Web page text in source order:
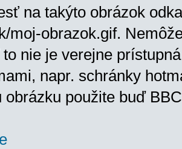
na takýto obrázok
moj-obrazok.gif.
nie je verejne
napr. schránky
obrázku použite buď